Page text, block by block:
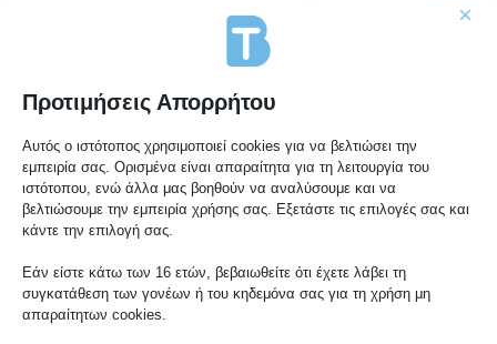
350,00 €290,00 €
Ιστοσελίδα για
Δικηγόρους
350,00 €290,00 €
Website for
websites
Προτιμήσεις Απορρήτου
×
Αυτός ο ιστότοπος χρησιμοποιεί cookies για να βελτιώσει την
εμπειρία σας. Ορισμένα είναι απαραίτητα για τη λειτουργία του
ιστότοπου, ενώ άλλα μας βοηθούν να αναλύσουμε και να
βελτιώσουμε την εμπειρία χρήσης σας. Εξετάστε τις επιλογές σας και
κάντε την επιλογή σας.
Εάν είστε κάτω των 16 ετών, βεβαιωθείτε ότι έχετε λάβει τη
συγκατάθεση των γονέων ή του κηδεμόνα σας για τη χρήση μη
απαραίτητων cookies.